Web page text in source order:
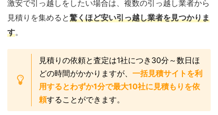
激安で引っ越しをしたい場合は、複数の引っ越し業者から
見積りを集めると驚くほど安い引っ越し業者を見つかりま
す。
見積りの依頼と査定は1社につき30分～数日ほ
どの時間がかかりますが、 一括見積サイトを利
用するとわずか1分で最大10社に見積もりを依
頼することができます。